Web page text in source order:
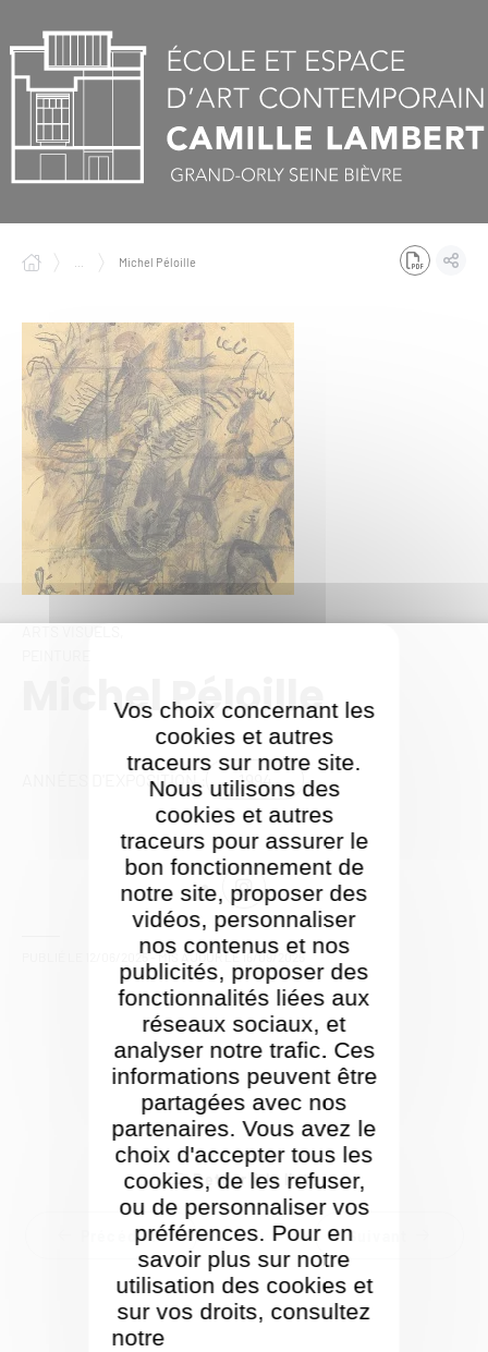
Vos choix concernant les
cookies et autres
traceurs sur notre site.
Nous utilisons des
cookies et autres
traceurs pour assurer le
bon fonctionnement de
notre site, proposer des
vidéos, personnaliser
nos contenus et nos
publicités, proposer des
fonctionnalités liées aux
réseaux sociaux, et
analyser notre trafic. Ces
informations peuvent être
partagées avec nos
partenaires. Vous avez le
choix d'accepter tous les
cookies, de les refuser,
ou de personnaliser vos
préférences. Pour en
savoir plus sur notre
utilisation des cookies et
sur vos droits, consultez
notre
Michel Péloille
Michel Péloille
ANNÉES D'EXPOSITION : 1994
12/06/2025- MIS À JOUR LE16/09/2025
Précédent
Retour à la liste
Suivant